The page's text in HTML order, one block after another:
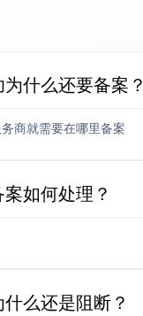
什么还要备案？
商就需要在哪里备案
如何处理？
么还是阻断？